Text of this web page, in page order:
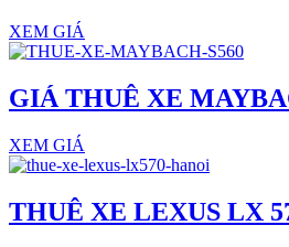
XEM GIÁ
GIÁ THUÊ XE
XEM GIÁ
THUÊ XE LEXUS LX